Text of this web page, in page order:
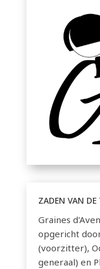
ZADEN VAN
Graines
opgericht
(voorzitter),
generaal) en